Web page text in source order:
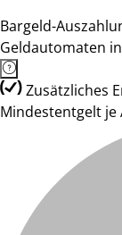
Bargeld-
Geldautomaten
Zusätzliches
Mindestentgelt je